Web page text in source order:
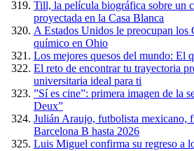
Till, la película biográfica sobre un
proyectada en la Casa Blanca
A Estados Unidos le preocupan los
químico en Ohio
Los mejores quesos del mundo: El
El reto de encontrar tu trayectoria
universitaria ideal para ti
”Sí es cine”: primera imagen de la
Deux”
Julián Araujo, futbolista mexicano,
Barcelona B hasta 2026
Luis Miguel confirma su regreso a